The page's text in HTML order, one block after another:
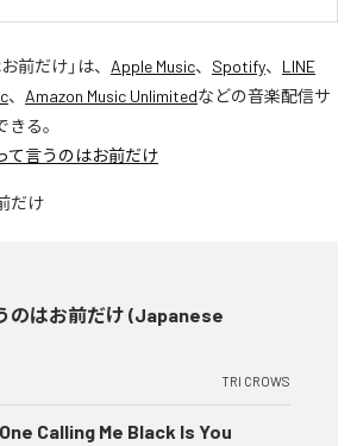
前だけ」は、 Apple Music、 Spotify、 LINE
、 Amazon Music Unlimitedなどの音楽配信サ
る。
て言うのはお前だけ
のはお前だけ (Japanese
TRI CROWS
Calling Me Black Is You